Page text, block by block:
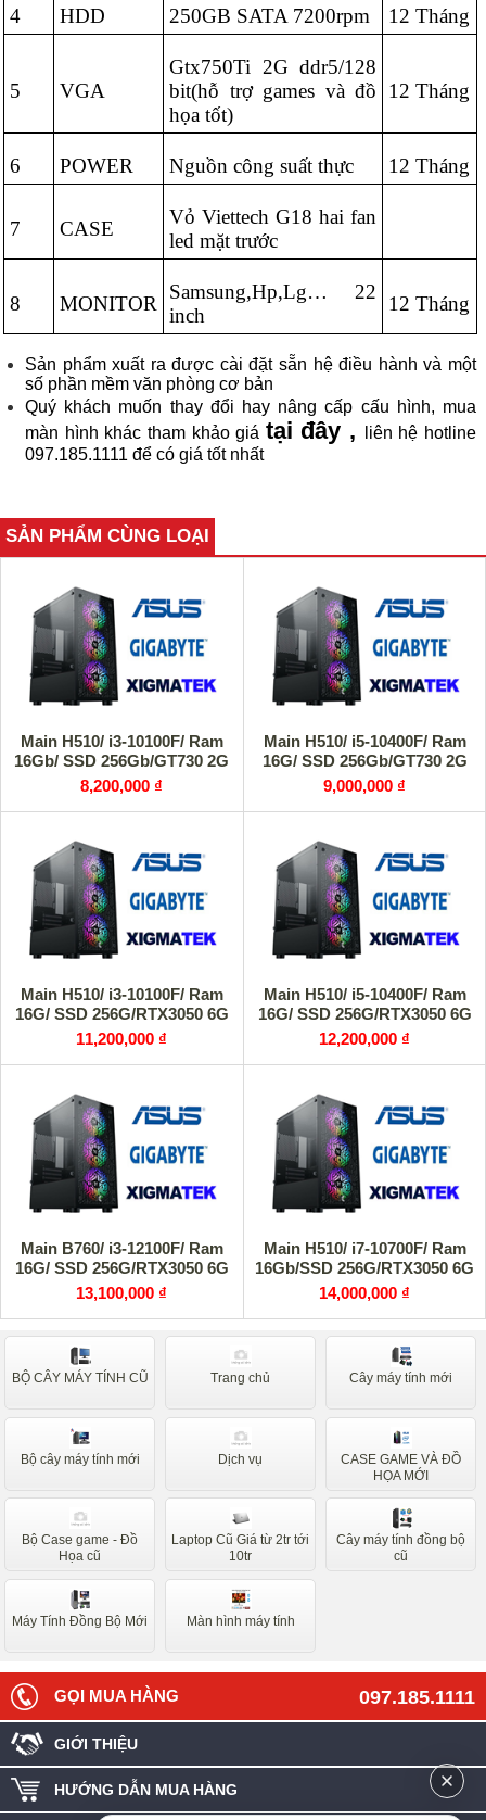
4 HDD 250GB SATA 7200rpm 12 Tháng
5 VGA
Gtx750Ti 2G ddr5/128
bit(hỗ trợ games và đồ
họa tốt)
12 Tháng
6 POWER Nguồn công suất thực 12 Tháng
7 CASE
Vỏ Viettech G18 hai fan
led mặt trước
8 MONITOR
Samsung,Hp,Lg… 22
inch
12 Tháng
Sản phẩm xuất ra được cài đặt sẵn hệ điều hành và một
số phần mềm văn phòng cơ bản
Quý khách muốn thay đổi hay nâng cấp cấu hình, mua
màn hình khác tham khảo giá tại đây ,
liên hệ hotline
097.185.1111 để có giá tốt nhất
SẢN PHẨM CÙNG LOẠI
Main H510/ i3-10100F/ Ram
16Gb/ SSD 256Gb/GT730 2G
8,200,000 ₫
Main H510/ i5-10400F/ Ram
16G/ SSD 256Gb/GT730 2G
9,000,000 ₫
Main H510/ i3-10100F/ Ram
16G/ SSD 256G/RTX3050 6G
11,200,000 ₫
Main H510/ i5-10400F/ Ram
16G/ SSD 256G/RTX3050 6G
12,200,000 ₫
Main B760/ i3-12100F/ Ram
16G/ SSD 256G/RTX3050 6G
13,100,000 ₫
Main H510/ i7-10700F/ Ram
16Gb/SSD 256G/RTX3050 6G
14,000,000 ₫
BỘ CÂY MÁY TÍNH CŨ Trang chủ Cây máy tính mới
Bộ cây máy tính mới Dịch vụ
CASE GAME VÀ ĐỒ
HỌA MỚI
Bộ Case game - Đồ
Họa cũ
Laptop Cũ Giá từ 2tr tới
10tr
Cây máy tính đồng bộ
cũ
Máy Tính Đồng Bộ Mới Màn hình máy tính
097.185.1111
GỌI MUA HÀNG
GIỚI THIỆU
HƯỚNG DẪN MUA HÀNG